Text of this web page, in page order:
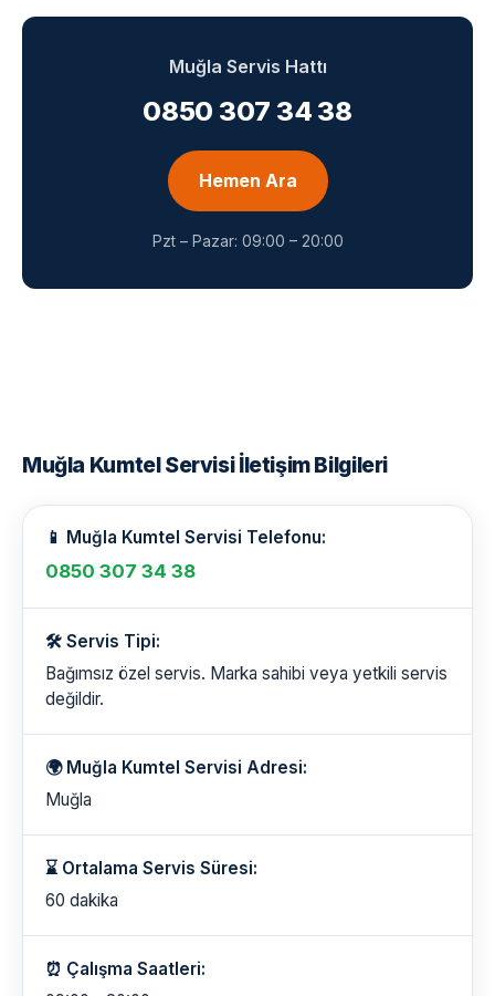
Muğla Servis Hattı
0850 307 34 38
Hemen Ara
Pzt – Pazar: 09:00 – 20:00
Muğla Kumtel Servisi İletişim Bilgileri
📱 Muğla Kumtel Servisi Telefonu:
0850 307 34 38
🛠️ Servis Tipi:
Bağımsız özel servis. Marka sahibi veya yetkili servis
değildir.
🌍 Muğla Kumtel Servisi Adresi:
Muğla
⌛ Ortalama Servis Süresi:
60 dakika
⏰ Çalışma Saatleri: